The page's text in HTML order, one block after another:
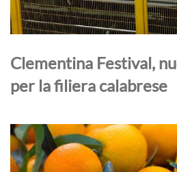
Clementina Festival,
per la filiera calabrese